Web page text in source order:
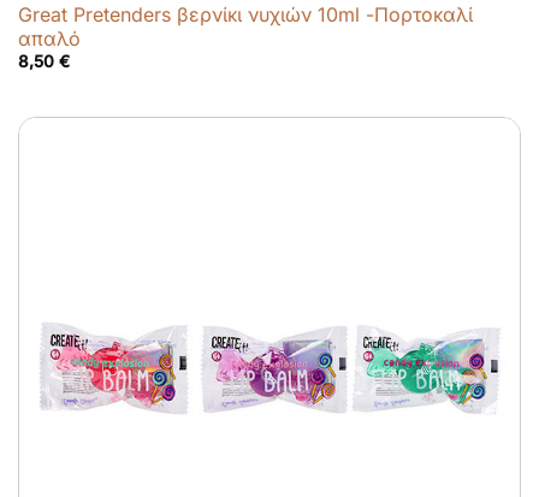
Great Pretenders βερνίκι νυχιών 10ml -Πορτοκαλί
απαλό
8,50 €